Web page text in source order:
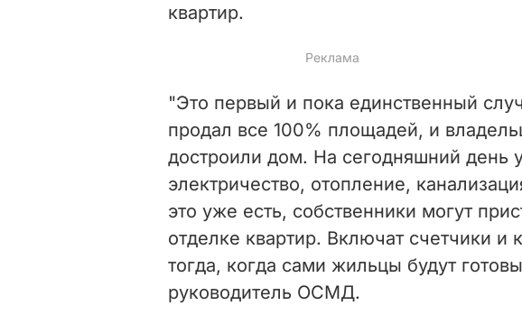
квартир.
"Это первый и пока единственный
продал все 100% площадей, и
достроили дом. На сегодняшний день
электричество, отопление,
это уже есть, собственники могут
отделке квартир. Включат счетчики и
тогда, когда сами жильцы будут
руководитель ОСМД.